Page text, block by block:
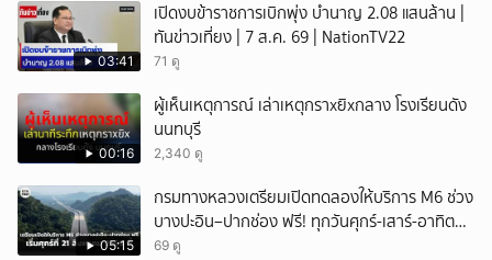
03:41
เปิดงบข้าราชการเบิกพุ่ง บำนาญ 2.08 แสนล้าน |
ทันข่าวเที่ยง | 7 ส.ค. 69 | NationTV22
71 ดู
00:16
ผู้เห็นเหตุการณ์ เล่าเหตุกราxยิxกลาง โรงเรียนดัง
นนทบุรี
2,340 ดู
05:15
กรมทางหลวงเตรียมเปิดทดลองให้บริการ M6 ช่วง
บางปะอิน–ปากช่อง ฟรี! ทุกวันศุกร์-เสาร์-อาทิตย์
เริ่มศุกร์ที่ 21 สิงหาคม 2569 นี้
69 ดู